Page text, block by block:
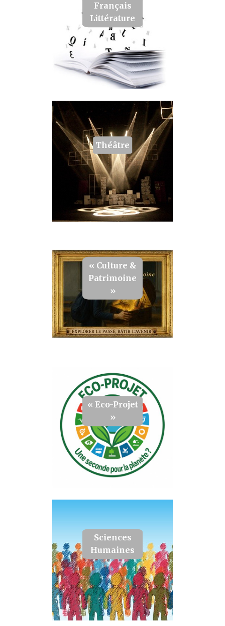
Français
Littérature
Théâtre
« Culture &
Patrimoine
»
« Eco-Projet
»
Sciences
Humaines